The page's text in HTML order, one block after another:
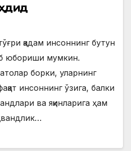
қадам инсоннинг бутун
юбориши мумкин.
борки, уларнинг
инсоннинг ўзига, балки
ва яқинларига ҳам